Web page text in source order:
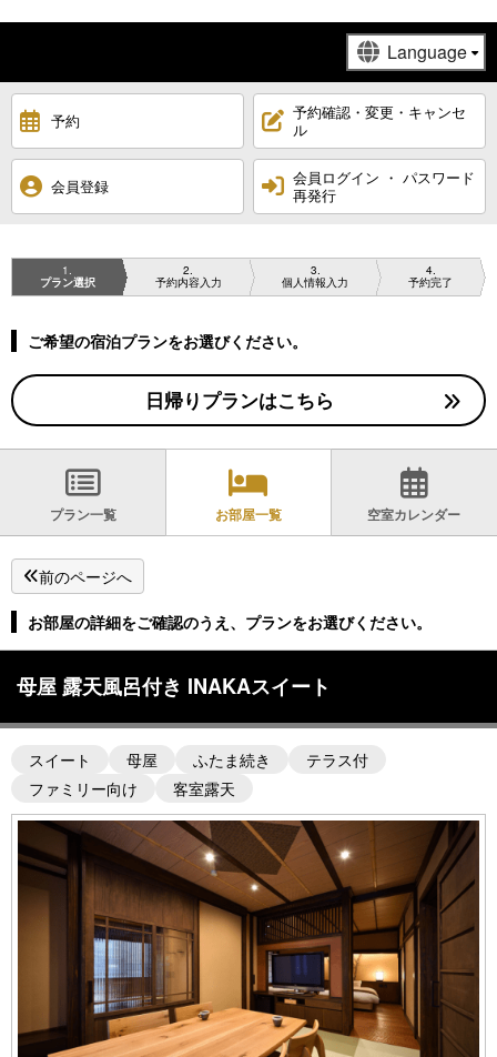
予約
予約確認・変更・キャンセ
ル
会員登録
会員ログイン ・ パスワード
再発行
1
プラン選択
2
予約内容入力
3
個人情報入力
4
予約完了
ご希望の宿泊プランをお選びください。
日帰りプランはこちら
プラン一覧 お部屋一覧 空室カレンダー
前のページへ
お部屋の詳細をご確認のうえ、プランをお選びください。
母屋 露天風呂付き INAKAスイート
スイート 母屋 ふたま続き
テラス付
ファミリー向け
客室露天